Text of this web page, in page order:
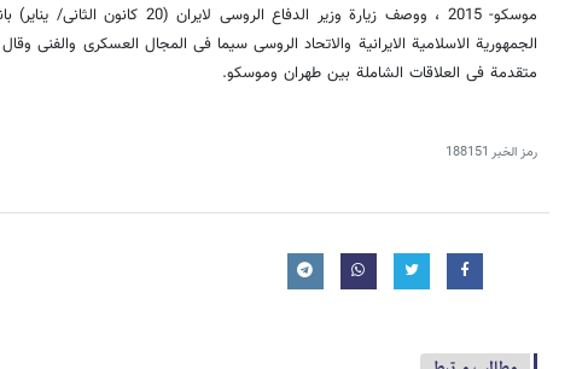
موسکو- 2015 ، ووصف زیارة وزیر الدفاع
الجمهوریة الاسلامیة الایرانیة والاتحاد الروسی سیما فی المجال العسکری والفنی
متقدمة فی العلاقات الشاملة بین طهران وموسکو.
رمز الخبر 188151